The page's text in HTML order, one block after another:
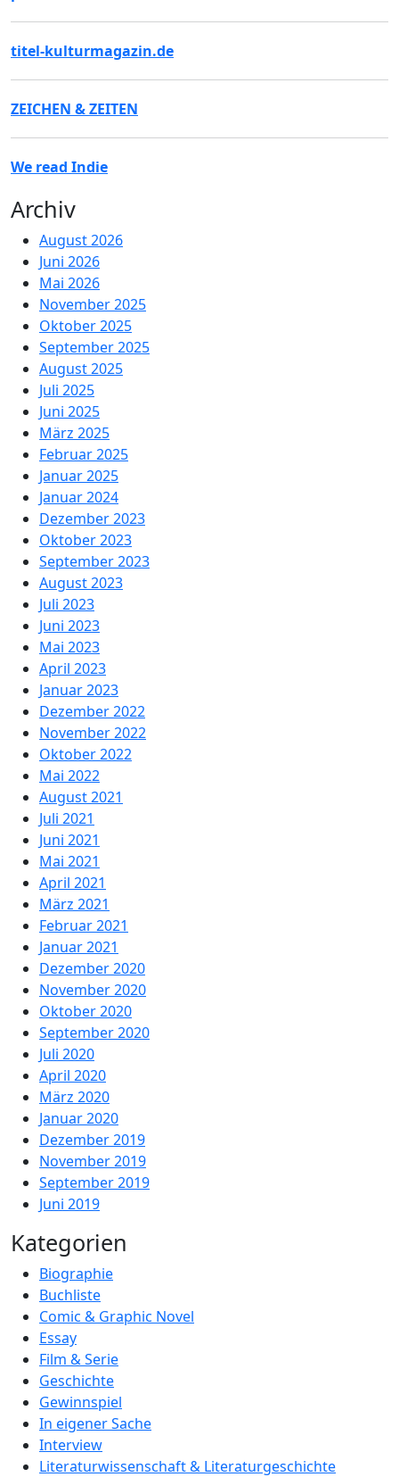
titel-kulturmagazin.de
ZEICHEN & ZEITEN
We read Indie
Archiv
August 2026
Juni 2026
Mai 2026
November 2025
Oktober 2025
September 2025
August 2025
Juli 2025
Juni 2025
März 2025
Februar 2025
Januar 2025
Januar 2024
Dezember 2023
Oktober 2023
September 2023
August 2023
Juli 2023
Juni 2023
Mai 2023
April 2023
Januar 2023
Dezember 2022
November 2022
Oktober 2022
Mai 2022
August 2021
Juli 2021
Juni 2021
Mai 2021
April 2021
März 2021
Februar 2021
Januar 2021
Dezember 2020
November 2020
Oktober 2020
September 2020
Juli 2020
April 2020
März 2020
Januar 2020
Dezember 2019
November 2019
September 2019
Juni 2019
Kategorien
Biographie
Buchliste
Comic & Graphic Novel
Essay
Film & Serie
Geschichte
Gewinnspiel
In eigener Sache
Interview
Literaturwissenschaft & Literaturgeschichte